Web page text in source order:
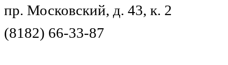
пр. Московский, д. 43, к. 2
(8182) 66-33-87